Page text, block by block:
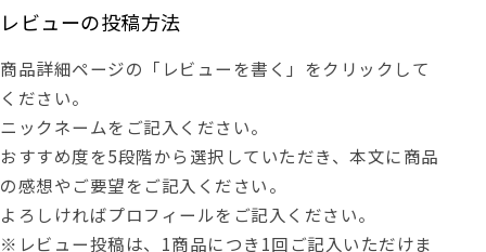
レビューの投稿方法
商品詳細ページの「レビューを書く」をクリックして
ください。
ニックネームをご記入ください。
おすすめ度を5段階から選択していただき、本文に商品
の感想やご要望をご記入ください。
よろしければプロフィールをご記入ください。
※レビュー投稿は、1商品につき1回ご記入いただけま